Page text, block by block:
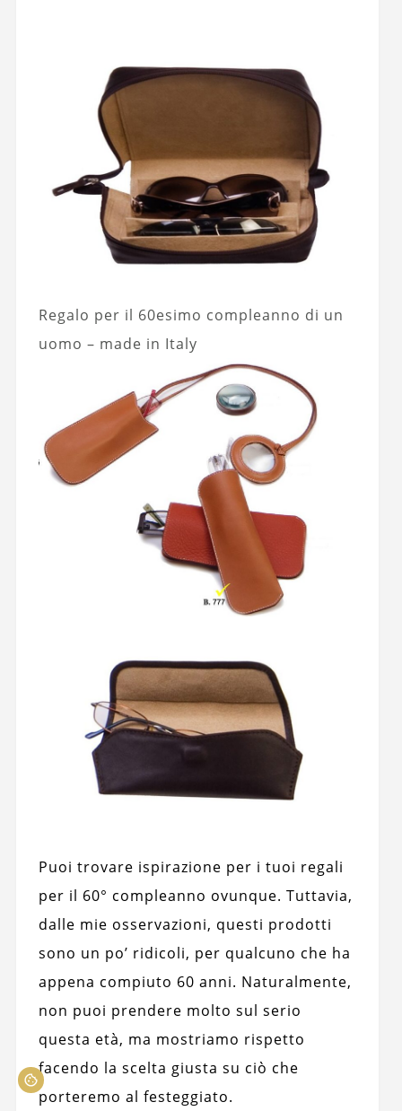
Regalo per il 60esimo compleanno di un
uomo – made in Italy
Puoi trovare ispirazione per i tuoi regali
per il 60° compleanno ovunque. Tuttavia,
dalle mie osservazioni, questi prodotti
sono un po’ ridicoli, per qualcuno che ha
appena compiuto 60 anni. Naturalmente,
non puoi prendere molto sul serio
questa età, ma mostriamo rispetto
facendo la scelta giusta su ciò che
porteremo al festeggiato.